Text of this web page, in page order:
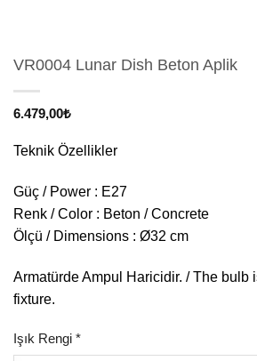
VR0004 Lunar Dish Beton Aplik
6.479,00₺
Teknik Özellikler
Güç / Power : E27
Renk / Color : Beton / Concrete
Ölçü / Dimensions : Ø32 cm
Armatürde Ampul Haricidir. / The bulb
fixture.
Işık Rengi *